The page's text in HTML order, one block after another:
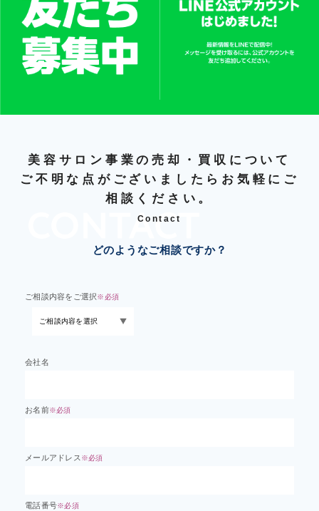
美容サロン事業の売却・買収について
ご不明な点がございましたらお気軽にご
相談ください。
Contact
どのようなご相談ですか？
ご相談内容をご選択※必須
会社名
お名前※必須
メールアドレス ※必須
電話番号※必須